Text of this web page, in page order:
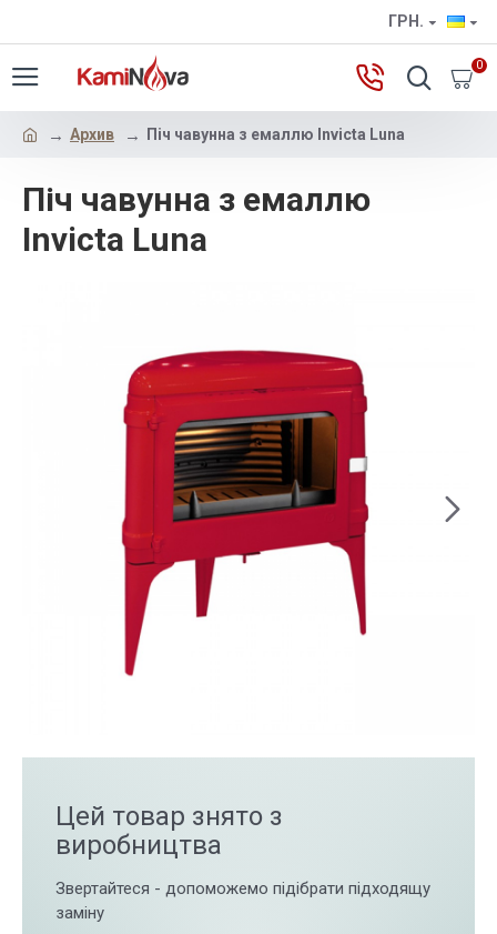
ГРН.
0
Архив Піч чавунна з емаллю Invicta Luna
Піч чавунна з емаллю
Invicta Luna
Цей товар знято з
виробництва
Звертайтеся - допоможемо підібрати підходящу
заміну